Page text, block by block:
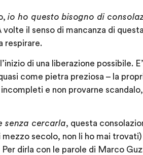
io ho questo bisogno di
il senso di mancanza di questa
respirare.
di una liberazione possibile.
come pietra preziosa – la
e non provarne
senza cercarla, questa
secolo, non li ho mai
Per dirla con le parole di Marco